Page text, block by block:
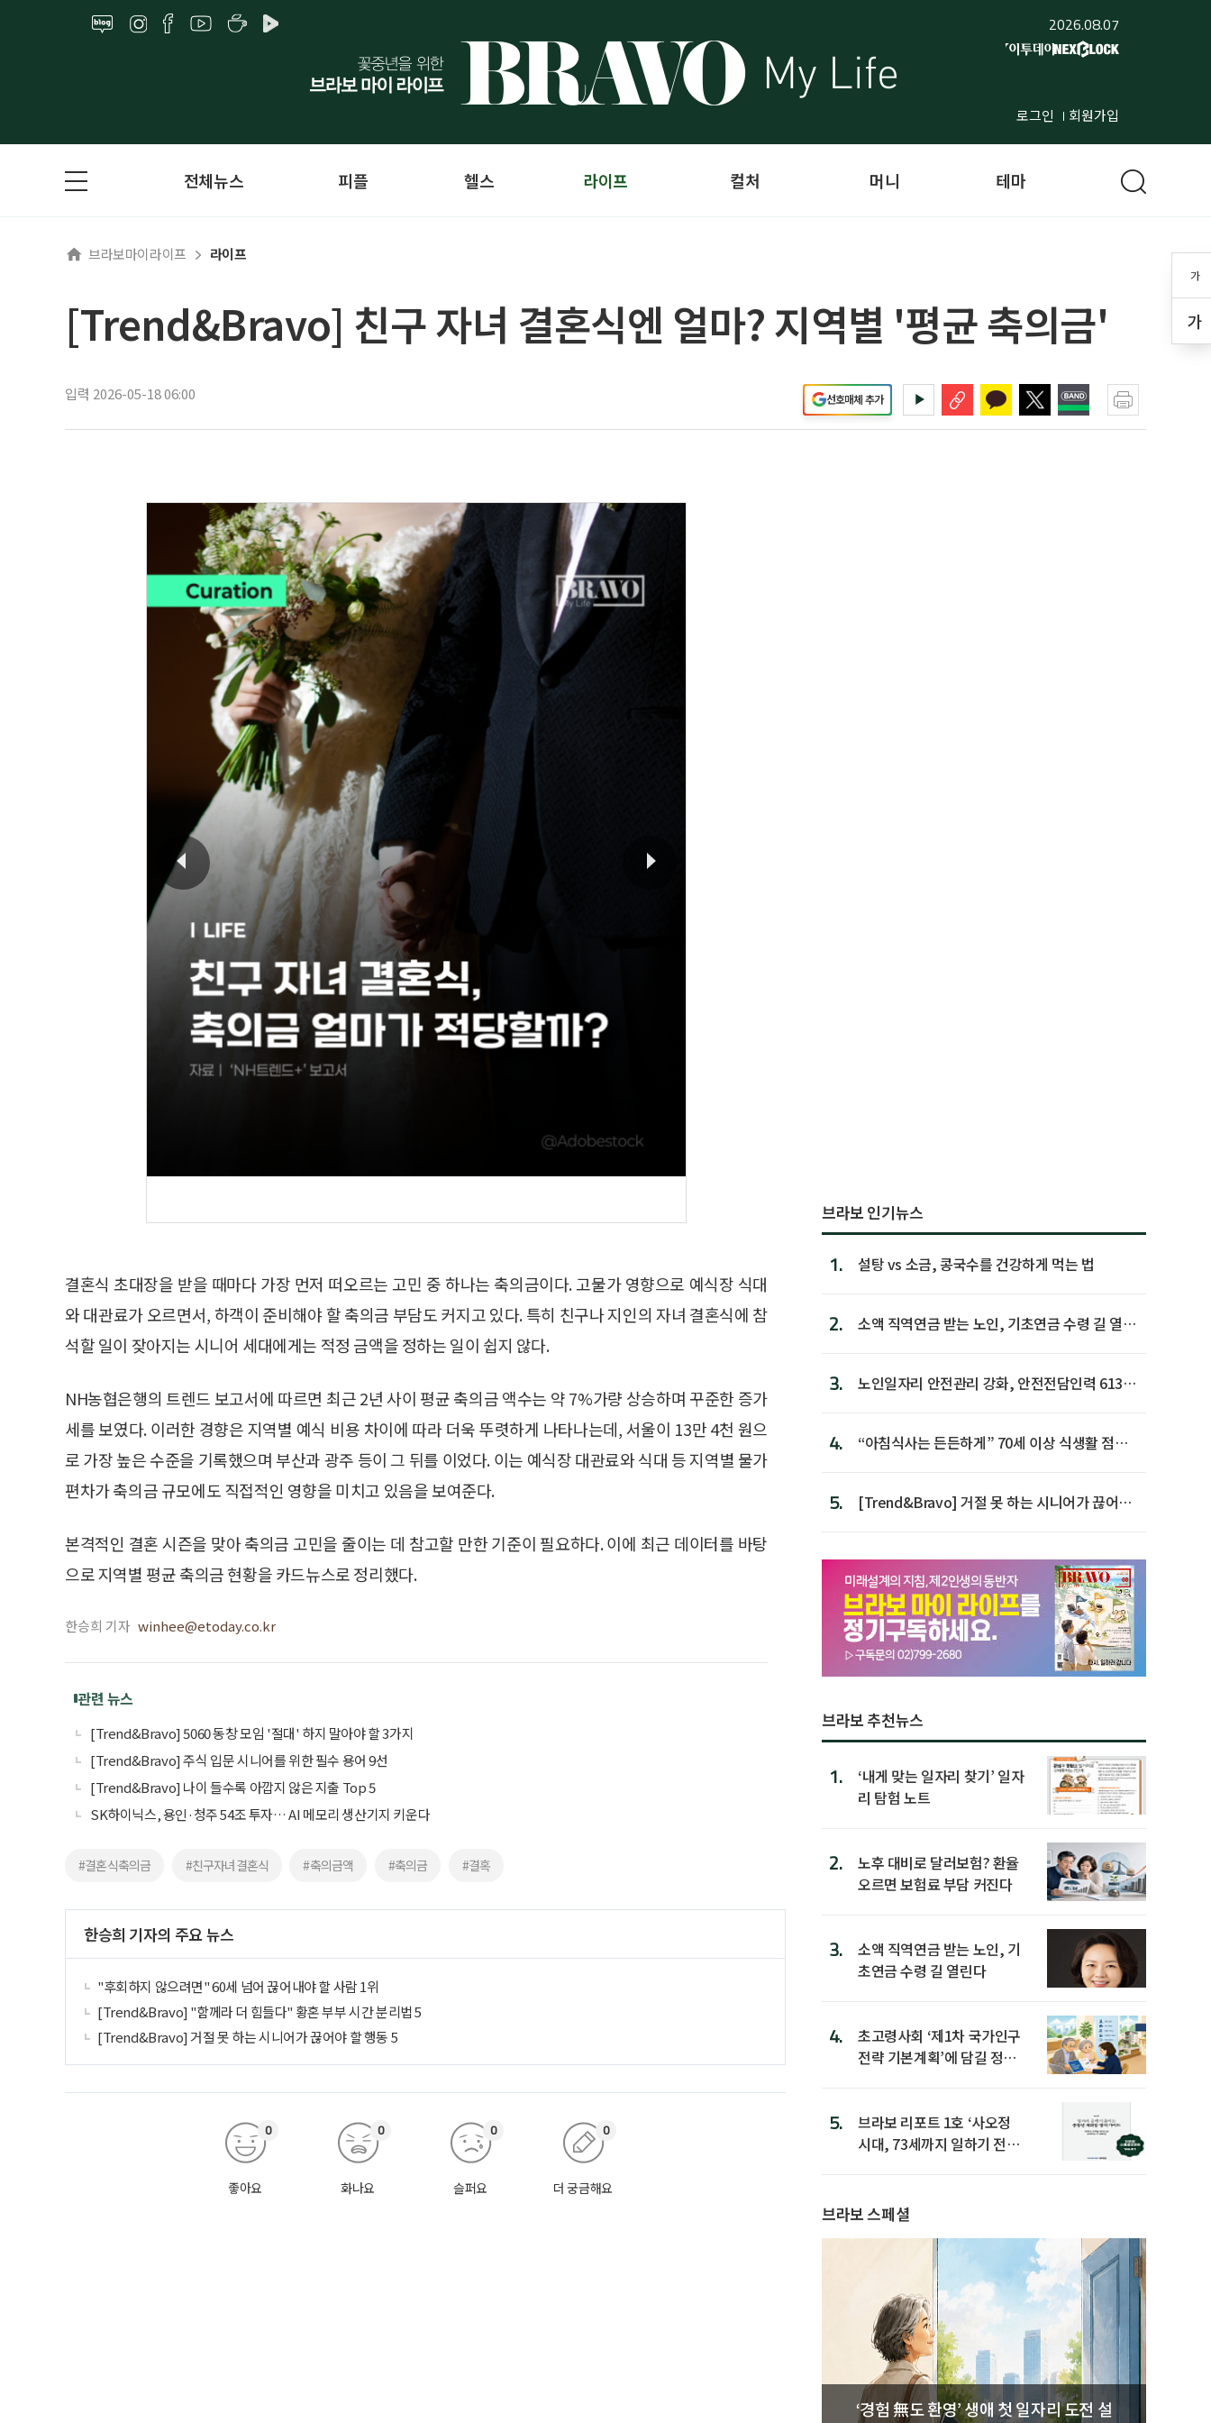
2026.08.07
로그인 회원가입
가
가
전체뉴스 피플 헬스 라이프 컬처 머니 테마
브라보마이라이프 라이프
[Trend&Bravo] 친구 자녀 결혼식엔 얼마? 지역별 '평균 축의금'
입력 2026-05-18 06:00 선호매체 추가
결혼식 초대장을 받을 때마다 가장 먼저 떠오르는 고민 중 하나는 축의금이다. 고물가 영향으로 예식장 식대
와 대관료가 오르면서, 하객이 준비해야 할 축의금 부담도 커지고 있다. 특히 친구나 지인의 자녀 결혼식에 참
석할 일이 잦아지는 시니어 세대에게는 적정 금액을 정하는 일이 쉽지 않다.
NH농협은행의 트렌드 보고서에 따르면 최근 2년 사이 평균 축의금 액수는 약 7%가량 상승하며 꾸준한 증가
세를 보였다. 이러한 경향은 지역별 예식 비용 차이에 따라 더욱 뚜렷하게 나타나는데, 서울이 13만 4천 원으
로 가장 높은 수준을 기록했으며 부산과 광주 등이 그 뒤를 이었다. 이는 예식장 대관료와 식대 등 지역별 물가
편차가 축의금 규모에도 직접적인 영향을 미치고 있음을 보여준다.
본격적인 결혼 시즌을 맞아 축의금 고민을 줄이는 데 참고할 만한 기준이 필요하다. 이에 최근 데이터를 바탕
으로 지역별 평균 축의금 현황을 카드뉴스로 정리했다.
한승희 기자 winhee@etoday.co.kr
관련 뉴스
[Trend&Bravo] 5060 동창 모임 '절대' 하지 말아야 할 3가지
[Trend&Bravo] 주식 입문 시니어를 위한 필수 용어 9선
[Trend&Bravo] 나이 들수록 아깝지 않은 지출 Top 5
SK하이닉스, 용인·청주 54조 투자… AI 메모리 생산기지 키운다
#결혼식축의금 #친구자녀결혼식 #축의금액 #축의금 #결혹
한승희 기자의 주요 뉴스
"후회하지 않으려면" 60세 넘어 끊어내야 할 사람 1위
[Trend&Bravo] "함께라 더 힘들다" 황혼 부부 시간 분리법 5
[Trend&Bravo] 거절 못 하는 시니어가 끊어야 할 행동 5
좋아요
0
화나요
0
슬퍼요
0
더 궁금해요
0
브라보 인기뉴스
1. 설탕 vs 소금, 콩국수를 건강하게 먹는 법
2.
소액 직역연금 받는 노인, 기초연금 수령 길 열린
3.
노인일자리 안전관리 강화, 안전전담인력 613명
4.
“아침식사는 든든하게” 70세 이상 식생활 점수
5.
[Trend&Bravo] 거절 못 하는 시니어가 끊어야
브라보 추천뉴스
1.
‘내게 맞는 일자리 찾기’ 일자
리 탐험 노트
2.
노후 대비로 달러보험? 환율
오르면 보험료 부담 커진다
3.
소액 직역연금 받는 노인, 기
초연금 수령 길 열린다
4.
초고령사회 ‘제1차 국가인구
전략 기본계획’에 담길 정책
5.
브라보 리포트 1호 ‘사오정
시대, 73세까지 일하기 전략’
브라보 스페셜
‘경험 無도 환영’ 생애 첫 일자리 도전 설